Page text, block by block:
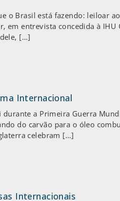
o Brasil está fazendo: leiloar
em entrevista concedida à
[…]
Internacional
a Primeira Guerra
do carvão para o óleo
celebram […]
Internacionais